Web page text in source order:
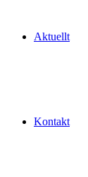
Aktuellt
Kontakt